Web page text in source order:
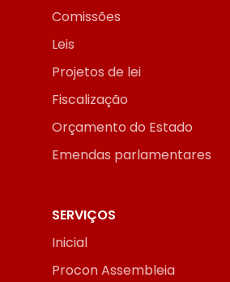
Comissões
Leis
Projetos de lei
Fiscalização
Orçamento do Estado
Emendas parlamentares
SERVIÇOS
Inicial
Procon Assembleia